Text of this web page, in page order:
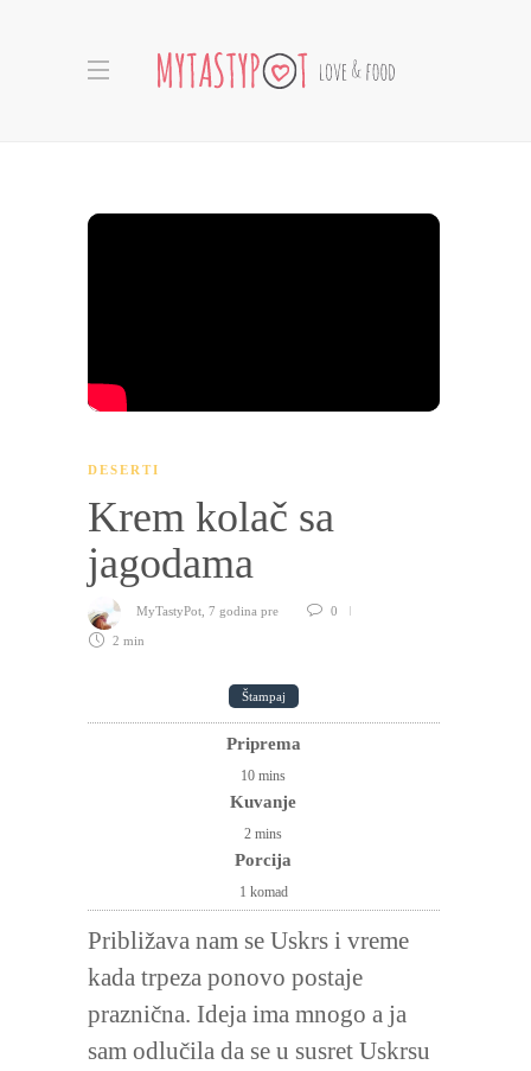
DESERTI
Krem kolač sa
jagodama
MyTastyPot, 7 godina pre 0
2 min
Štampaj
Priprema
10 mins
Kuvanje
2 mins
Porcija
1 komad
Približava nam se Uskrs i vreme
kada trpeza ponovo postaje
praznična. Ideja ima mnogo a ja
sam odlučila da se u susret Uskrsu